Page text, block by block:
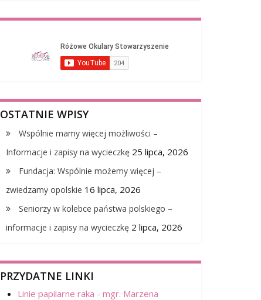
OSTATNIE WPISY
Wspólnie mamy więcej możliwości –
Informacje i zapisy na wycieczkę 25 lipca, 2026
Fundacja: Wspólnie możemy więcej –
zwiedzamy opolskie 16 lipca, 2026
Seniorzy w kolebce państwa polskiego –
informacje i zapisy na wycieczkę 2 lipca, 2026
PRZYDATNE LINKI
Linie papilarne raka - mgr. Marzena